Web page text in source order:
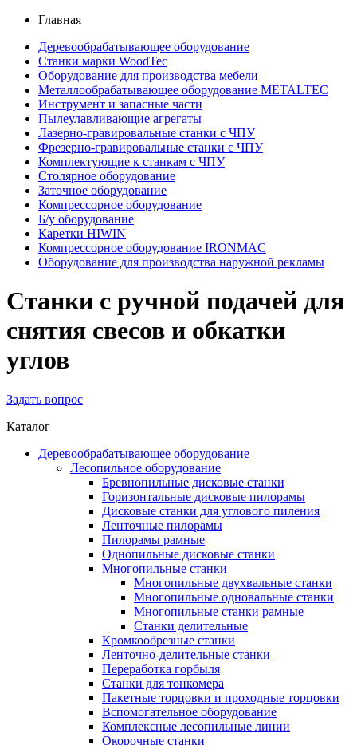
Главная
Деревообрабатывающее оборудование
Станки марки WoodTec
Оборудование для производства мебели
Металлообрабатывающее оборудование METALTEC
Инструмент и запасные части
Пылеулавливающие агрегаты
Лазерно-гравировальные станки с ЧПУ
Фрезерно-гравировальные станки с ЧПУ
Комплектующие к станкам с ЧПУ
Столярное оборудование
Заточное оборудование
Компрессорное оборудование
Б/у оборудование
Каретки HIWIN
Компрессорное оборудование IRONMAC
Оборудование для производства наружной рекламы
Станки с ручной подачей для
снятия свесов и обкатки
углов
Задать вопрос
Каталог
Деревообрабатывающее оборудование
Лесопильное оборудование
Бревнопильные дисковые станки
Горизонтальные дисковые пилорамы
Дисковые станки для углового пиления
Ленточные пилорамы
Пилорамы рамные
Однопильные дисковые станки
Многопильные станки
Многопильные двухвальные станки
Многопильные одновальные станки
Многопильные станки рамные
Станки делительные
Кромкообрезные станки
Ленточно-делительные станки
Переработка горбыля
Станки для тонкомера
Пакетные торцовки и проходные торцовки
Вспомогательное оборудование
Комплексные лесопильные линии
Окорочные станки